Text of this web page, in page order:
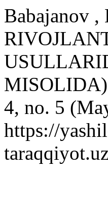
Babajanov
4, no. 5
https://